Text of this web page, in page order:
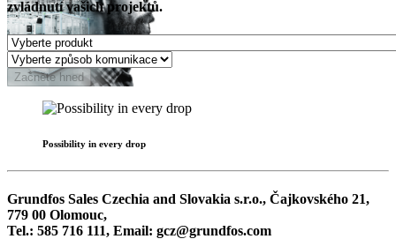
zvládnutí vašich projektů.
Začněte hned
Possibility in every drop
Grundfos Sales Czechia and Slovakia s.r.o., Čajkovského 21,
779 00 Olomouc,
Tel.: 585 716 111, Email: gcz@grundfos.com